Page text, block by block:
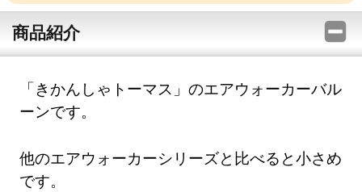
商品紹介
「きかんしゃトーマス」のエアウォーカーバル
ーンです。
他のエアウォーカーシリーズと比べると小さめ
です。